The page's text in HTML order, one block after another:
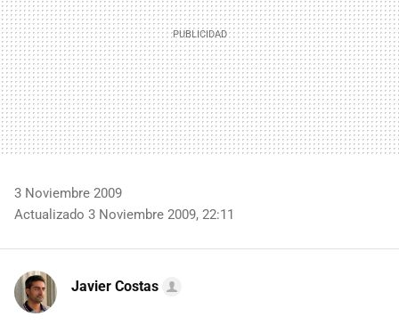
3 Noviembre 2009
Actualizado 3 Noviembre 2009, 22:11
Javier Costas